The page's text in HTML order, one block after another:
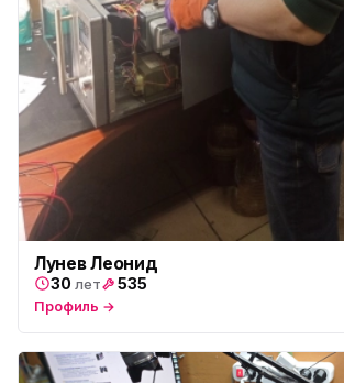
Лунев Леонид
30 лет 535
Профиль →